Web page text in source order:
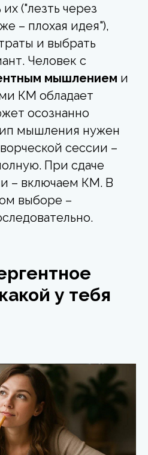
("лезть через
– плохая идея"),
и выбрать
Человек с
мышлением и
КМ обладает
осознанно
мышления нужен
сессии –
При сдаче
– включаем КМ. В
выборе –
у тебя